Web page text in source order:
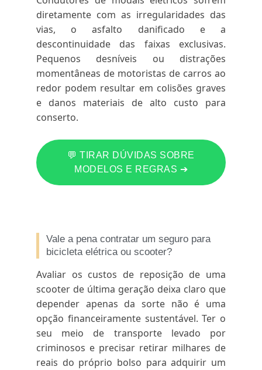
diretamente com as irregularidades das
vias, o asfalto danificado e a
descontinuidade das faixas exclusivas.
Pequenos desníveis ou distrações
momentâneas de motoristas de carros ao
redor podem resultar em colisões graves
e danos materiais de alto custo para
conserto.
💬 TIRAR DÚVIDAS SOBRE
MODELOS E REGRAS ➔
Vale a pena contratar um seguro para
bicicleta elétrica ou scooter?
Avaliar os custos de reposição de uma
scooter de última geração deixa claro que
depender apenas da sorte não é uma
opção financeiramente sustentável. Ter o
seu meio de transporte levado por
criminosos e precisar retirar milhares de
reais do próprio bolso para adquirir um